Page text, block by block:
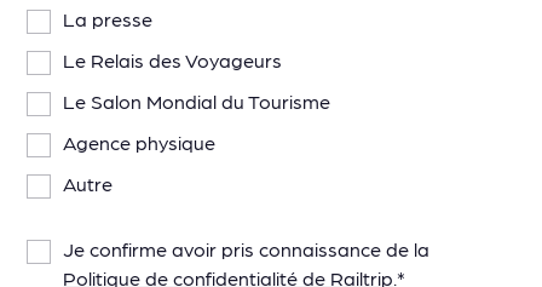
La presse
Le Relais des Voyageurs
Le Salon Mondial du Tourisme
Agence physique
Autre
Je confirme avoir pris connaissance de la
Politique de confidentialité de Railtrip.*